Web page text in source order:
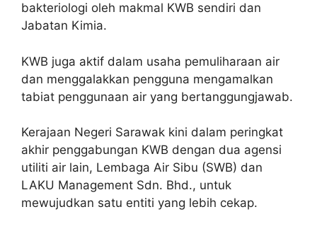
bakteriologi oleh makmal KWB sendiri dan
Jabatan Kimia.
KWB juga aktif dalam usaha pemuliharaan air
dan menggalakkan pengguna mengamalkan
tabiat penggunaan air yang bertanggungjawab.
Kerajaan Negeri Sarawak kini dalam peringkat
akhir penggabungan KWB dengan dua agensi
utiliti air lain, Lembaga Air Sibu (SWB) dan
LAKU Management Sdn. Bhd., untuk
mewujudkan satu entiti yang lebih cekap.